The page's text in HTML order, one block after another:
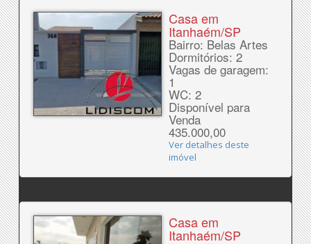
Casa em
Itanhaém/SP
Bairro: Belas Artes
Dormitórios: 2
Vagas de garagem:
1
WC: 2
Disponível para
Venda
435.000,00
Ver detalhes deste
imóvel
Casa em
Itanhaém/SP